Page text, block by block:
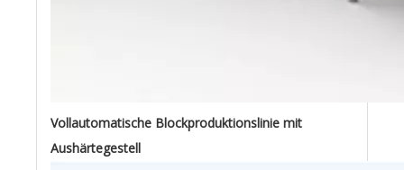
Vollautomatische Blockproduktionslinie mit
Aushärtegestell